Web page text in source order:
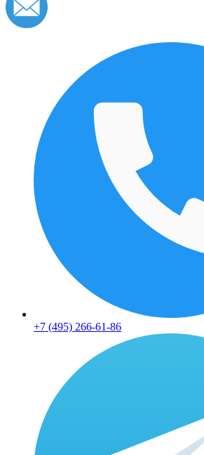
+7 (495) 266-61-86